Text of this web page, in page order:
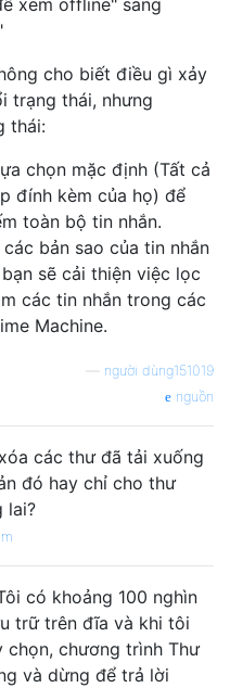
cho biết điều gì xảy
trạng thái, nhưng
thái:
chọn mặc định (Tất cả
đính kèm của họ) để
toàn bộ tin nhắn.
bản sao của tin nhắn
sẽ cải thiện việc lọc
các tin nhắn trong các
Machine.
người dùng151019
nguồn
các thư đã tải xuống
đó hay chỉ cho thư
lai?
có khoảng 100 nghìn
trữ trên đĩa và khi tôi
chọn, chương trình Thư
và dừng để trả lời